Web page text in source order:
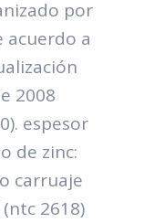
por
acuerdo a
2008
espesor
de zinc:
carruaje
2618)